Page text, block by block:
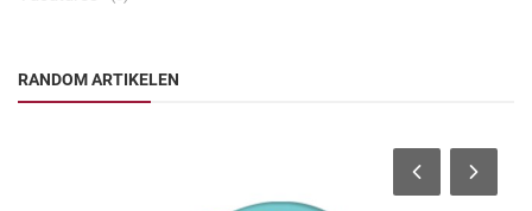
RANDOM ARTIKELEN